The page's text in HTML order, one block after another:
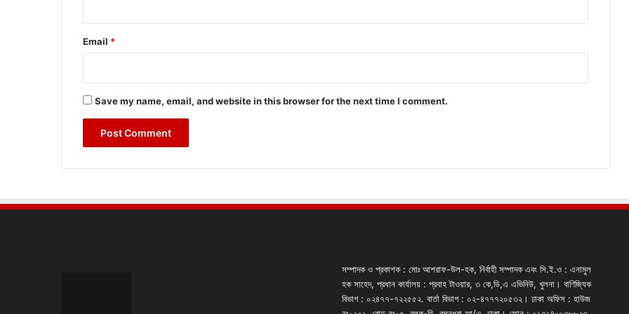
Email *
Save my name, email, and website in this browser for the next time I comment.
সম্পাদক ও প্রকাশক : মোঃ আশরাফ-উল-হক, নির্বাহী সম্পাদক এবং সি.ই.ও : এনামুল
হক সাহেদ, প্রধান কার্যালয় : প্রবাহ টাওয়ার, ৩ কে,ডি,এ এভিনিউ, খুলনা। বাণিজ্যিক
বিভাগ : ০২৪৭৭-৭২২৫৫২. বার্তা বিভাগ : ০২-৪৭৭৭২০৫৩২। ঢাকা অফিস : হাউজ